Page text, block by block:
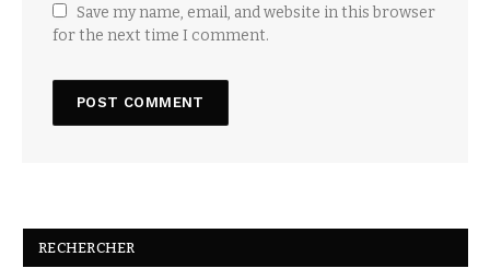
Save my name, email, and website in this browser
for the next time I comment.
RECHERCHER